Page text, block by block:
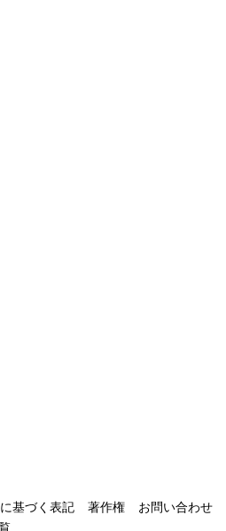
基づく表記 著作権 お問い合わせ